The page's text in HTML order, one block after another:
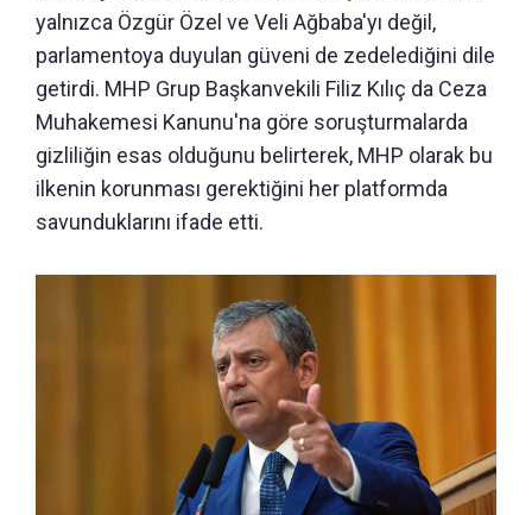
yalnızca Özgür Özel ve Veli Ağbaba'yı değil,
parlamentoya duyulan güveni de zedelediğini dile
getirdi. MHP Grup Başkanvekili Filiz Kılıç da Ceza
Muhakemesi Kanunu'na göre soruşturmalarda
gizliliğin esas olduğunu belirterek, MHP olarak bu
ilkenin korunması gerektiğini her platformda
savunduklarını ifade etti.